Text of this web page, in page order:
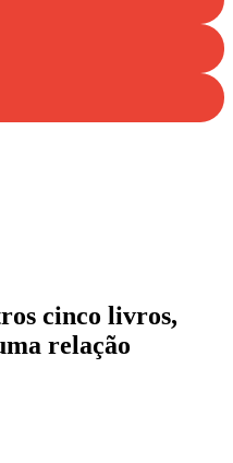
cinco livros,
relação